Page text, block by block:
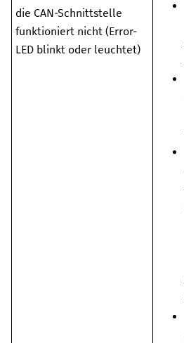
die CAN-Schnittstelle
funktioniert nicht (Error-
LED blinkt oder leuchtet)